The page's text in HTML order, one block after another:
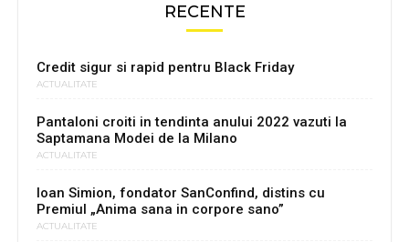
RECENTE
Credit sigur si rapid pentru Black Friday
ACTUALITATE
Pantaloni croiti in tendinta anului 2022 vazuti la
Saptamana Modei de la Milano
ACTUALITATE
Ioan Simion, fondator SanConfind, distins cu
Premiul „Anima sana in corpore sano”
ACTUALITATE